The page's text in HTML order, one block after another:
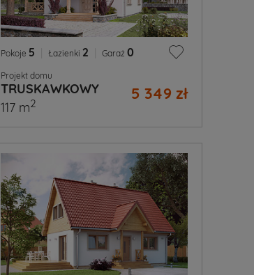
Pokoje 5 Łazienki 2 Garaż 0
Projekt domu
TRUSKAWKOWY 5 349 zł
117 m2